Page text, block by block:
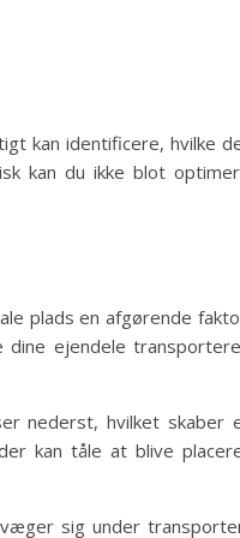
kan identificere, hvilke
kan du ikke blot
plads en afgørende
ejendele
nederst, hvilket skaber
kan tåle at blive
sig under